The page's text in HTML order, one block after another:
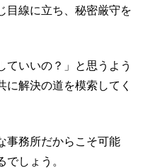
目線に立ち、秘密厳守を
ていいの？」と思うよう
に解決の道を模索してく
事務所だからこそ可能
しょう。